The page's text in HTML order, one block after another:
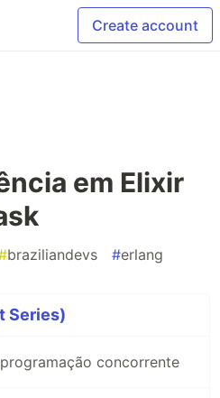
Create account
em Elixir
braziliandevs #erlang
Series)
concorrente